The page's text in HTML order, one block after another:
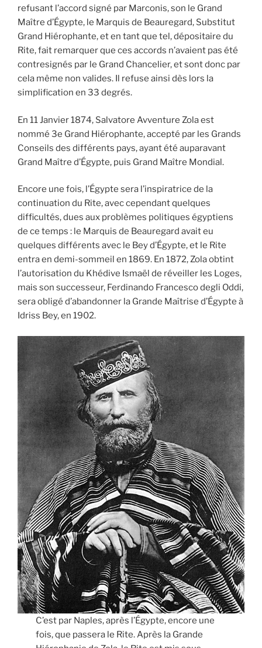
refusant l’accord signé par Marconis, son le Grand
Maître d’Égypte, le Marquis de Beauregard, Substitut
Grand Hiérophante, et en tant que tel, dépositaire du
Rite, fait remarquer que ces accords n’avaient pas été
contresignés par le Grand Chancelier, et sont donc par
cela même non valides. Il refuse ainsi dès lors la
simplification en 33 degrés.
En 11 Janvier 1874, Salvatore Avventure Zola est
nommé 3e Grand Hiérophante, accepté par les Grands
Conseils des différents pays, ayant été auparavant
Grand Maître d’Égypte, puis Grand Maître Mondial.
Encore une fois, l’Égypte sera l’inspiratrice de la
continuation du Rite, avec cependant quelques
difficultés, dues aux problèmes politiques égyptiens
de ce temps : le Marquis de Beauregard avait eu
quelques différents avec le Bey d’Égypte, et le Rite
entra en demi-sommeil en 1869. En 1872, Zola obtint
l’autorisation du Khédive Ismaël de réveiller les Loges,
mais son successeur, Ferdinando Francesco degli Oddi,
sera obligé d’abandonner la Grande Maîtrise d’Égypte à
Idriss Bey, en 1902.
C’est par Naples, après l’Égypte, encore une
fois, que passera le Rite. Après la Grande